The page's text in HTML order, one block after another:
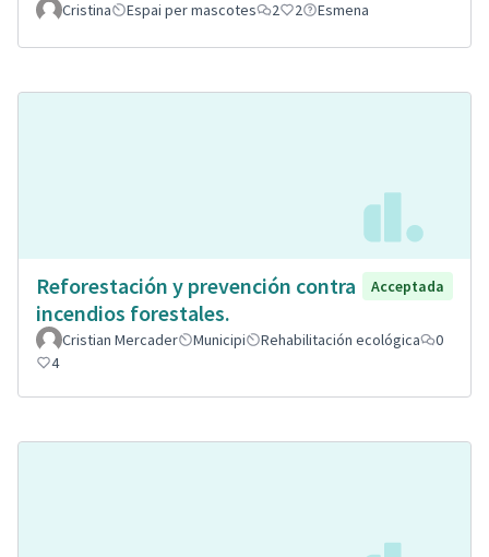
Cristina
Espai per mascotes 2 2 Esmena
Reforestación y prevención contra
incendios forestales.
Acceptada
Cristian Mercader Municipi Rehabilitación ecológica
0
4